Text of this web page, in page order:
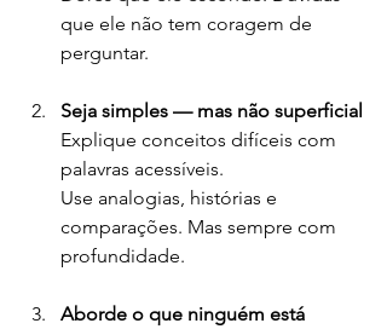
que ele não tem coragem de
perguntar.
Seja simples — mas não superficial
Explique conceitos difíceis com
palavras acessíveis.
Use analogias, histórias e
comparações. Mas sempre com
profundidade.
Aborde o que ninguém está